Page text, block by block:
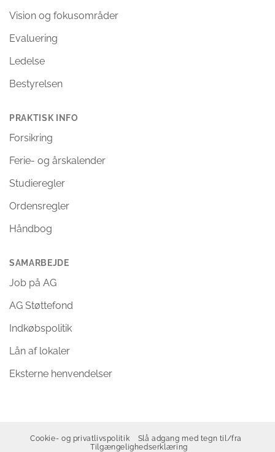
Vision og fokusområder
Evaluering
Ledelse
Bestyrelsen
PRAKTISK INFO
Forsikring
Ferie- og årskalender
Studieregler
Ordensregler
Håndbog
SAMARBEJDE
Job på AG
AG Støttefond
Indkøbspolitik
Lån af lokaler
Eksterne henvendelser
Cookie- og privatlivspolitik
Slå adgang med tegn til/fra
Tilgængelighedserklæring